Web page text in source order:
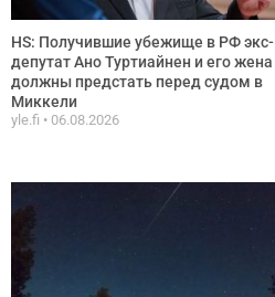
HS: Получившие убежище в РФ экс-
депутат Ано Туртиайнен и его жена
должны предстать перед судом в
Миккели
yle.fi 06.08.2026